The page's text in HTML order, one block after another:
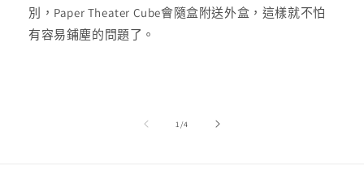
別，Paper Theater Cube會隨盒附送外盒，這樣就不怕
有容易鋪塵的問題了。
1 //4